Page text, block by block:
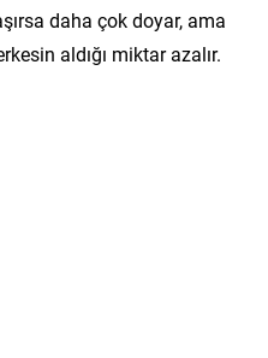
daha çok doyar, ama
aldığı miktar azalır.